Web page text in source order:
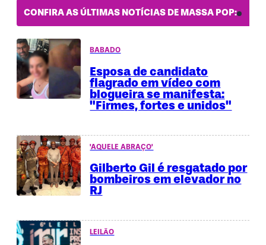
CONFIRA AS ÚLTIMAS NOTÍCIAS DE MASSA POP:
BABADO
Esposa de candidato
flagrado em vídeo com
blogueira se manifesta:
"Firmes, fortes e unidos"
'AQUELE ABRAÇO'
Gilberto Gil é resgatado por
bombeiros em elevador no
RJ
LEILÃO